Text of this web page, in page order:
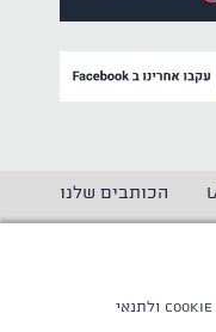
הכותבים שלנו
ולתנאי